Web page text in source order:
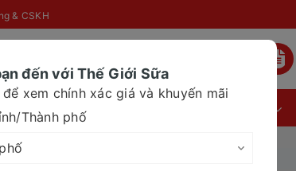
& CSKH
SỮA CHO NHU CẦU ĐẶC BIỆT
Ốm
đến với Thế Giới Sữa
xem chính xác giá và khuyến mãi
Thành phố